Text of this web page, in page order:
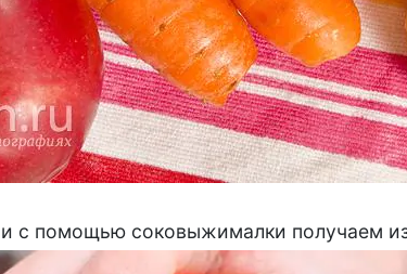
с помощью соковыжималки получаем